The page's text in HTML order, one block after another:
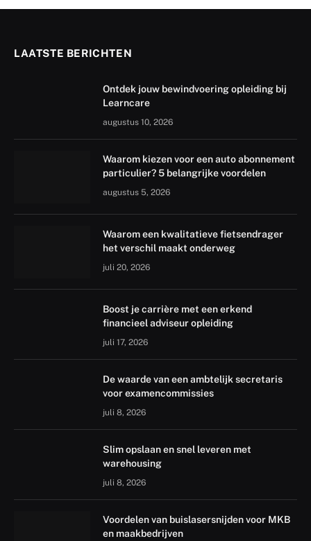
LAATSTE BERICHTEN
Ontdek jouw bewindvoering opleiding bij
Learncare
augustus 10, 2026
Waarom kiezen voor een auto abonnement
particulier? 5 belangrijke voordelen
augustus 5, 2026
Waarom een kwalitatieve fietsendrager
het verschil maakt onderweg
juli 20, 2026
Boost je carrière met een erkend
financieel adviseur opleiding
juli 17, 2026
De waarde van een ambtelijk secretaris
voor examencommissies
juli 8, 2026
Slim opslaan en snel leveren met
warehousing
juli 8, 2026
Voordelen van buislasersnijden voor MKB
en maakbedrijven